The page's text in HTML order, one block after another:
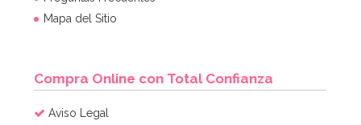
Mapa del Sitio
Compra Online con Total Confianza
Aviso Legal